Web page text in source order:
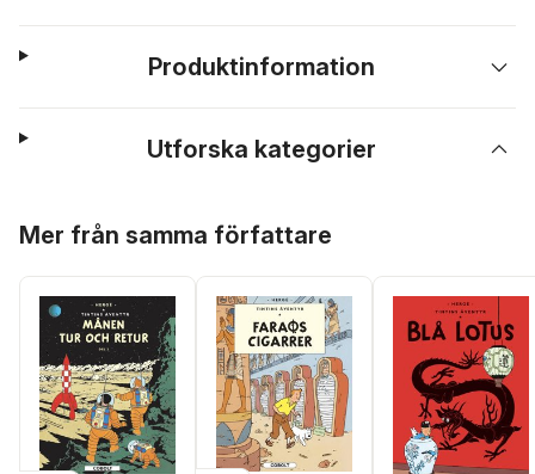
Produktinformation
Utforska kategorier
Mer från samma författare